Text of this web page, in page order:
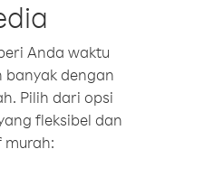
Anda waktu
banyak dengan
Pilih dari opsi
fleksibel dan